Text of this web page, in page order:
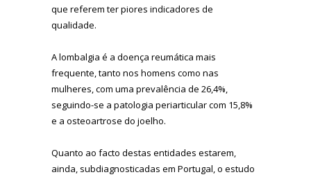
que referem ter piores indicadores de
qualidade.
A lombalgia é a doença reumática mais
frequente, tanto nos homens como nas
mulheres, com uma prevalência de 26,4%,
seguindo-se a patologia periarticular com 15,8%
e a osteoartrose do joelho.
Quanto ao facto destas entidades estarem,
ainda, subdiagnosticadas em Portugal, o estudo